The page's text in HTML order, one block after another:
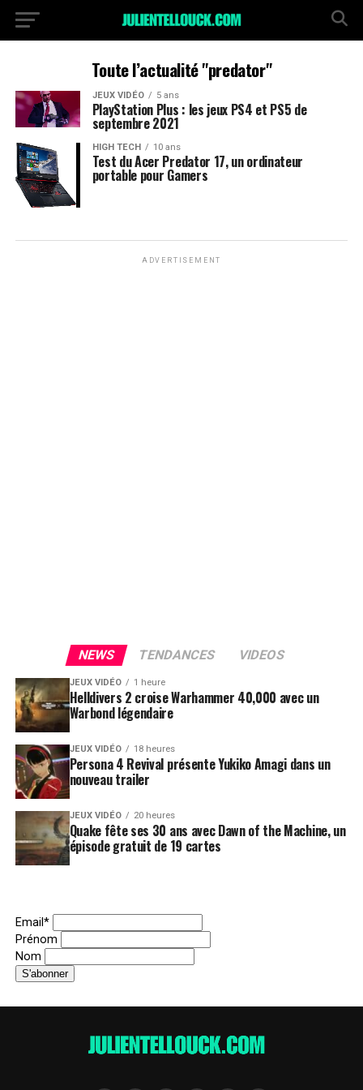
Toute l’actualité "predator"
JEUX VIDÉO 5 ans
PlayStation Plus : les jeux PS4 et PS5 de
septembre 2021
HIGH TECH 10 ans
Test du Acer Predator 17, un ordinateur
portable pour Gamers
ADVERTISEMENT
NEWS TENDANCES VIDEOS
JEUX VIDÉO 1 heure
Helldivers 2 croise Warhammer 40,000 avec un
Warbond légendaire
JEUX VIDÉO 18 heures
Persona 4 Revival présente Yukiko Amagi dans un
nouveau trailer
JEUX VIDÉO 20 heures
Quake fête ses 30 ans avec Dawn of the Machine, un
épisode gratuit de 19 cartes
Email*
Prénom
Nom